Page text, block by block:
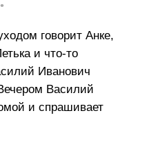
говорит Анке,
и что-то
Иванович
Василий
и спрашивает